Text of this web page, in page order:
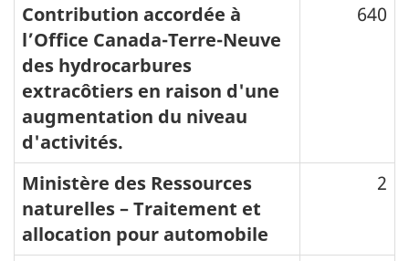
Contribution accordée à
l’Office Canada-Terre-Neuve
des hydrocarbures
extracôtiers en raison d'une
augmentation du niveau
d'activités.
640
Ministère des Ressources
naturelles – Traitement et
allocation pour automobile
2